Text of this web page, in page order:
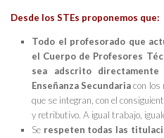
Desde los STEs proponemos que:
Todo el profesorado que
el Cuerpo de Profesores
sea adscrito
Enseñanza Secundariacon los
que se integran, con el
y retributivo. A igual trabajo,
Se respeten todas las